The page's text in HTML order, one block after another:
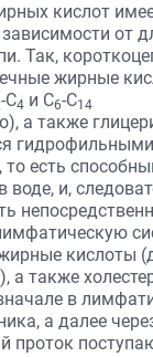
кислот
от
Так,
жирные
-С4 и С6-С14
а также
гидрофильными
то есть
воде, и,
кислоты
), а также
в
а далее
проток